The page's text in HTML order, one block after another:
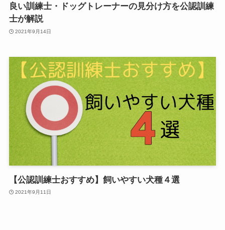
良い訓練士・ドッグトレーナーの見分け方を公認訓練
士が解説
2021年9月14日
【公認訓練士おすすめ】飼いやすい犬種４選
2021年9月11日